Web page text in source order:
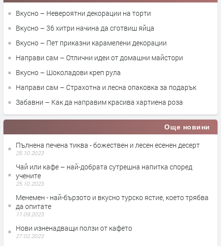
Вкусно – Невероятни декорации на торти
Вкусно – 36 хитри начина да сготвиш яйца
Вкусно – Пет приказни карамелени декорации
Направи сам – Отлични идеи от домашни майстори
Вкусно – Шоколадови креп рула
Направи сам – Страхотна и лесна опаковка за подарък
Забавни – Как да направим красивa хартиенa розa
Още новини
Пълнена печена тиква - божествен и лесен есенен десерт
25.10.2023
Чай или кафе – най-добрата сутрешна напитка според
учените
25.10.2023
Менемен - най-бързото и вкусно турско ястие, което трябва
да опитате
11.09.2023
Нови изненадващи ползи от кафето
27.02.2023